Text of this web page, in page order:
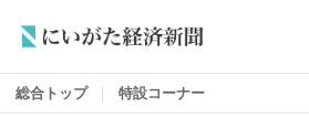
総合トップ 特設コーナー